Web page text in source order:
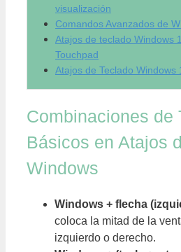
visualización
Comandos Avanzados de
Atajos de teclado Windows
Touchpad
Atajos de Teclado Windows
Combinaciones de
Básicos en Atajos
Windows
Windows + flecha
coloca la mitad de la
izquierdo o derecho.